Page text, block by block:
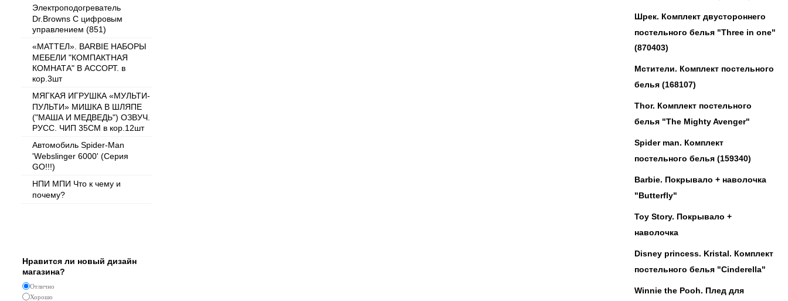
Шрек. Комплект двустороннего
постельного белья "Three in one"
(870403)
Мстители. Комплект постельного
белья (168107)
Thor. Комплект постельного
белья "The Mighty Avenger"
Spider man. Комплект
постельного белья (159340)
Barbie. Покрывало + наволочка
"Butterfly"
Toy Story. Покрывало +
наволочка
Disney princess. Kristal. Комплект
постельного белья "Cinderella"
Winnie the Pooh. Плед для
Электроподогреватель
Dr.Browns С цифровым
управлением (851)
«МАТТЕЛ». BARBIE НАБОРЫ
МЕБЕЛИ "КОМПАКТНАЯ
КОМНАТА" В АССОРТ. в
кор.3шт
МЯГКАЯ ИГРУШКА «МУЛЬТИ-
ПУЛЬТИ» МИШКА В ШЛЯПЕ
("МАША И МЕДВЕДЬ") ОЗВУЧ.
РУСС. ЧИП 35СМ в кор.12шт
Автомобиль Spider-Man
'Webslinger 6000' (Серия
GO!!!)
НПИ МПИ Что к чему и
почему?
Нравится ли новый дизайн
магазина?
Отлично
Хорошо